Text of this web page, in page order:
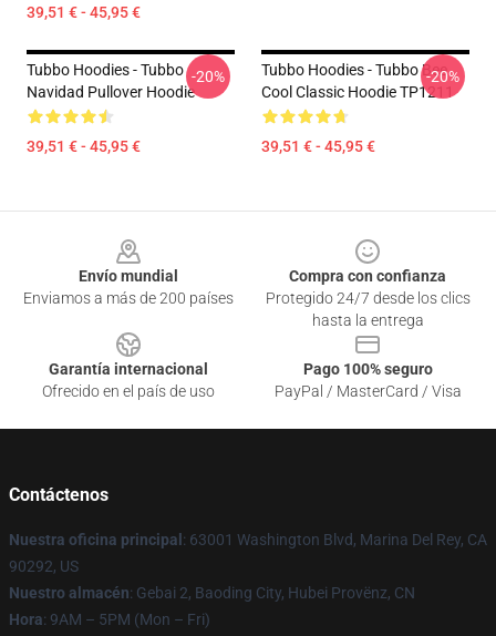
39,51 € - 45,95 €
Tubbo Hoodies - Tubbo
Navidad Pullover Hoodie
39,51 € - 45,95 €
-20%
Tubbo Hoodies - Tubbo Bee
Cool Classic Hoodie TP1211
39,51 € - 45,95 €
-20%
Envío mundial
Enviamos a más de 200 países
Compra con confianza
Protegido 24/7 desde los clics
hasta la entrega
Garantía internacional
Ofrecido en el país de uso
Pago 100% seguro
PayPal / MasterCard / Visa
Contáctenos
Nuestra oficina principal : 63001 Washington Blvd, Marina Del Rey, CA
90292, US
Nuestro almacén: Gebai 2, Baoding City, Hubei Provënz, CN
Hora: 9AM – 5PM (Mon – Fri)